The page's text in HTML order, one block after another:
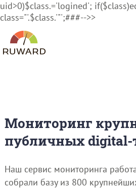
uid>0)$class.='logined';
class="'.$class.'"';###-->>
Мониторинг
публичных digital-
Наш сервис мониторинга
собрали базу из 800